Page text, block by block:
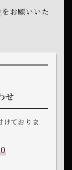
をお願いいた
せ
けておりま